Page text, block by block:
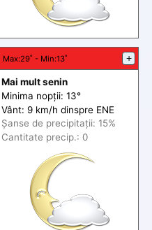
Max:29˚ - Min:13˚ +
Mai mult senin
Minima nopții: 13°
Vânt: 9 km/h dinspre ENE
Șanse de precipitații: 15%
Cantitate precip.: 0